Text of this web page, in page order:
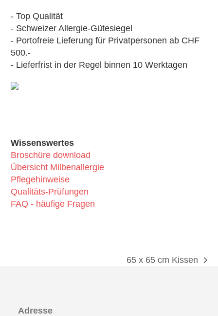
- Top Qualität
- Schweizer Allergie-Gütesiegel
- Portofreie Lieferung für Privatpersonen ab CHF
500.-
- Lieferfrist in der Regel binnen 10 Werktagen
Wissenswertes
Broschüre download
Übersicht Milbenallergie
Pflegehinweise
Qualitäts-Prüfungen
FAQ - häufige Fragen
Nächster
65 x 65 cm Kissen
Adresse